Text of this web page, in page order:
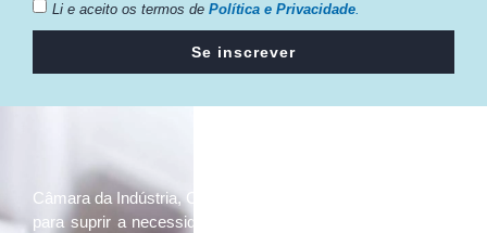
Li e aceito os termos de Política e Privacidade.
Se inscrever
Câmara da Indústria, Comércio e Serviços surgiu em 2005,
para suprir a necessidade da região de ter um organismo